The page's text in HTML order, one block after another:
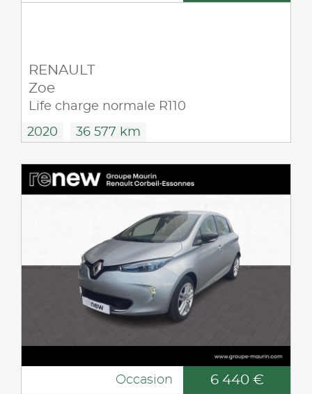
RENAULT
Zoe
Life charge normale R110
2020 36 577 km
Occasion 6 440 €